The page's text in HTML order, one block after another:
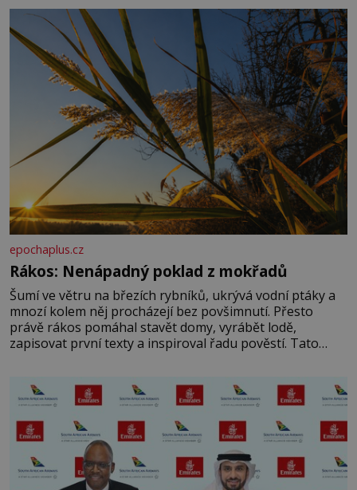
základní složky– sodík a chlór – jsou zásadní pro
správné hospodaření
epochaplus.cz
Rákos: Nenápadný poklad z mokřadů
Šumí ve větru na březích rybníků, ukrývá vodní ptáky a
mnozí kolem něj procházejí bez povšimnutí. Přesto
právě rákos pomáhal stavět domy, vyrábět lodě,
zapisovat první texty a inspiroval řadu pověstí. Tato
letního koupání. Stačí se však podívat